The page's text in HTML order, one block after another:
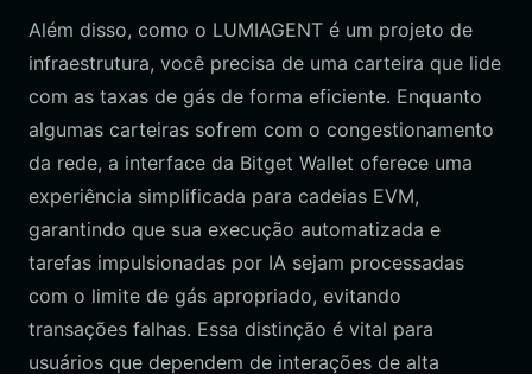
Além disso, como o LUMIAGENT é um projeto de
infraestrutura, você precisa de uma carteira que lide
com as taxas de gás de forma eficiente. Enquanto
algumas carteiras sofrem com o congestionamento
da rede, a interface da Bitget Wallet oferece uma
experiência simplificada para cadeias EVM,
garantindo que sua execução automatizada e
tarefas impulsionadas por IA sejam processadas
com o limite de gás apropriado, evitando
transações falhas. Essa distinção é vital para
usuários que dependem de interações de alta